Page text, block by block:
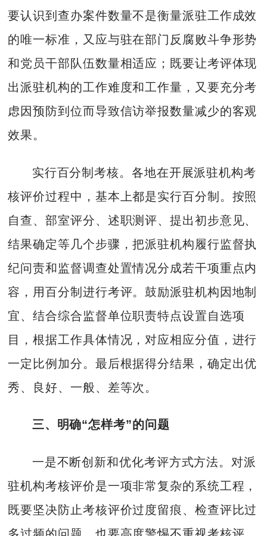
要认识到查办案件数量不是衡量派驻工作成效
的唯一标准，又应与驻在部门反腐败斗争形势
和党员干部队伍数量相适应；既要让考评体现
出派驻机构的工作难度和工作量，又要充分考
虑因预防到位而导致信访举报数量减少的客观
效果。
实行百分制考核。各地在开展派驻机构考
核评价过程中，基本上都是实行百分制。按照
自查、部室评分、述职测评、提出初步意见、
结果确定等几个步骤，把派驻机构履行监督执
纪问责和监督调查处置情况分成若干项重点内
容，用百分制进行考评。鼓励派驻机构因地制
宜、结合综合监督单位职责特点设置自选项
目，根据工作具体情况，对应相应分值，进行
一定比例加分。最后根据得分结果，确定出优
秀、良好、一般、差等次。
三、明确“怎样考”的问题
一是不断创新和优化考评方式方法。对派
驻机构考核评价是一项非常复杂的系统工程，
既要坚决防止考核评价过度留痕、检查评比过